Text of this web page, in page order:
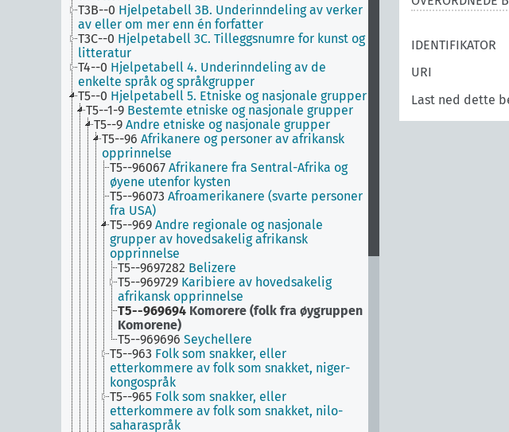
T3B--0 Hjelpetabell 3B. Underinndeling av verker
av eller om mer enn én forfatter
T3C--0 Hjelpetabell 3C. Tilleggsnumre for kunst og
litteratur
T4--0 Hjelpetabell 4. Underinndeling av de
enkelte språk og språkgrupper
T5--0 Hjelpetabell 5. Etniske og nasjonale grupper
T5--1-9 Bestemte etniske og nasjonale grupper
T5--9 Andre etniske og nasjonale grupper
T5--96 Afrikanere og personer av afrikansk
opprinnelse
T5--96067 Afrikanere fra Sentral-Afrika og
øyene utenfor kysten
T5--96073 Afroamerikanere (svarte personer
fra USA)
T5--969 Andre regionale og nasjonale
grupper av hovedsakelig afrikansk
opprinnelse
T5--9697282 Belizere
T5--969729 Karibiere av hovedsakelig
afrikansk opprinnelse
T5--969694 Komorere (folk fra øygruppen
Komorene)
T5--969696 Seychellere
T5--963 Folk som snakker, eller
etterkommere av folk som snakket, niger-
kongospråk
T5--965 Folk som snakker, eller
etterkommere av folk som snakket, nilo-
saharaspråk
IDENTIFIKATOR
URI
Last ned dette